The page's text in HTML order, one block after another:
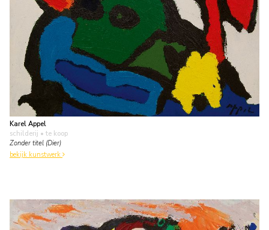
Karel Appel
schilderij • te koop
Zonder titel (Dier)
bekijk kunstwerk